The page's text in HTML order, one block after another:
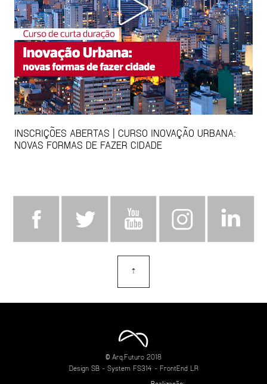
INSCRIÇÕES ABERTAS | CURSO INOVAÇÃO URBANA:
NOVAS FORMAS DE FAZER CIDADE
⇡
© Arq.Futuro 2018
Design SB- System FS314 - FrontEnd LR